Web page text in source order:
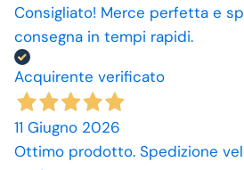
Consigliato! Merce perfetta e
consegna in tempi rapidi.
Acquirente verificato
11 Giugno 2026
Ottimo prodotto. Spedizione